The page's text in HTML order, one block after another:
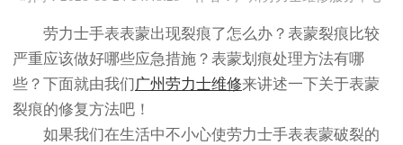
劳力士手表表蒙出现裂痕了怎么办？表蒙裂痕比较
严重应该做好哪些应急措施？表蒙划痕处理方法有哪
些？下面就由我们 广州劳力士维修来讲述一下关于表蒙
裂痕的修复方法吧！
如果我们在生活中不小心使劳力士手表表蒙破裂的